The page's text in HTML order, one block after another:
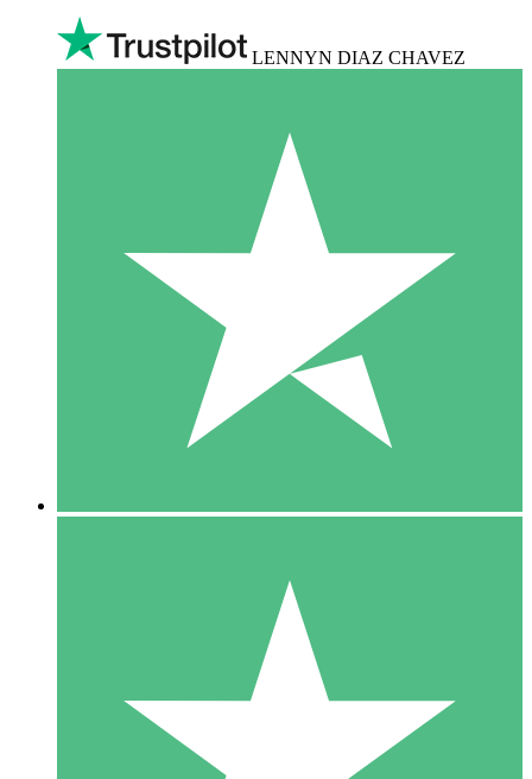
LENNYN DIAZ CHAVEZ